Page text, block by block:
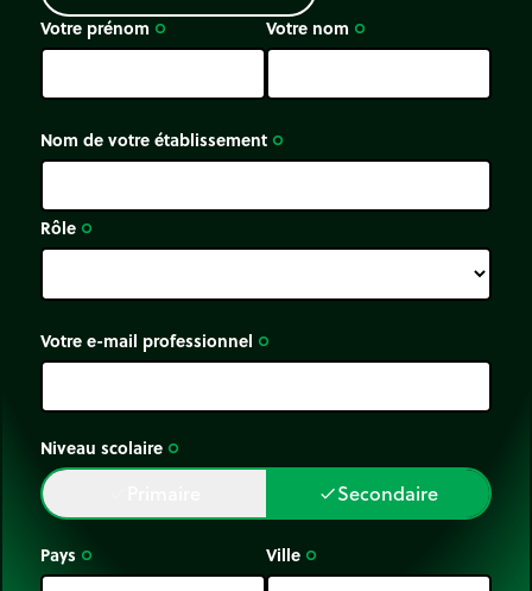
Votre prénom trip_origin Votre nom trip_origin
Nom de votre établissement trip_origin
Rôle trip_origin
Votre e-mail professionnel trip_origin
Niveau scolaire trip_origin
doneSecondaire
Pays trip_origin Ville trip_origin